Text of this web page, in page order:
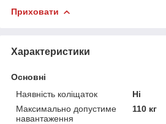
Приховати
Характеристики
Основні
Наявність коліщаток
Ні
Максимально допустиме
навантаження
110 кг